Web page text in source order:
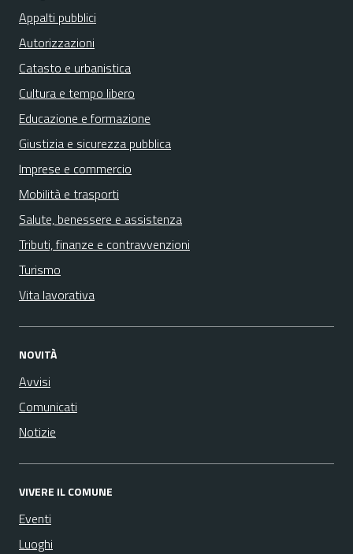
Appalti pubblici
Autorizzazioni
Catasto e urbanistica
Cultura e tempo libero
Educazione e formazione
Giustizia e sicurezza pubblica
Imprese e commercio
Mobilità e trasporti
Salute, benessere e assistenza
Tributi, finanze e contravvenzioni
Turismo
Vita lavorativa
NOVITÀ
Avvisi
Comunicati
Notizie
VIVERE IL COMUNE
Eventi
Luoghi